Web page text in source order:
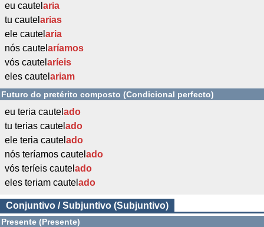
eu cautel aria
tu cautel arias
ele cautel aria
nós cautel aríamos
vós cautel aríeis
eles cautel ariam
Futuro do pretérito composto (Condicional perfecto)
eu teria cautel ado
tu terias cautel ado
ele teria cautel ado
nós teríamos cautel ado
vós teríeis cautel ado
eles teriam cautel ado
Conjuntivo / Subjuntivo (Subjuntivo)
Presente (Presente)